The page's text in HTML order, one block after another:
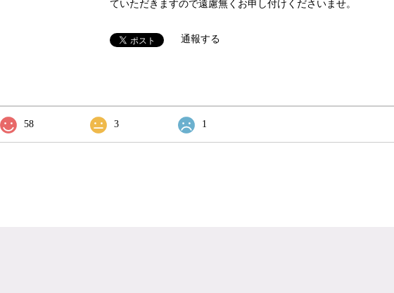
ていただきますので遠慮無くお申し付けくださいませ。
通報する
58 3 1